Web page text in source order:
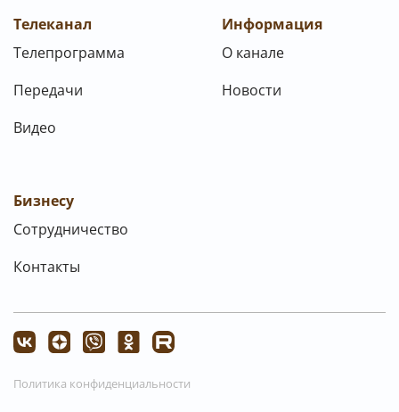
Телеканал
Телепрограмма
Передачи
Видео
Информация
О канале
Новости
Бизнесу
Сотрудничество
Контакты
Политика конфиденциальности